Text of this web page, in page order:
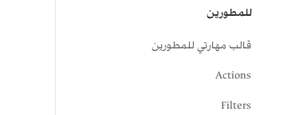
للمطورين
قالب مهارتي للمطورين
Actions
Filters